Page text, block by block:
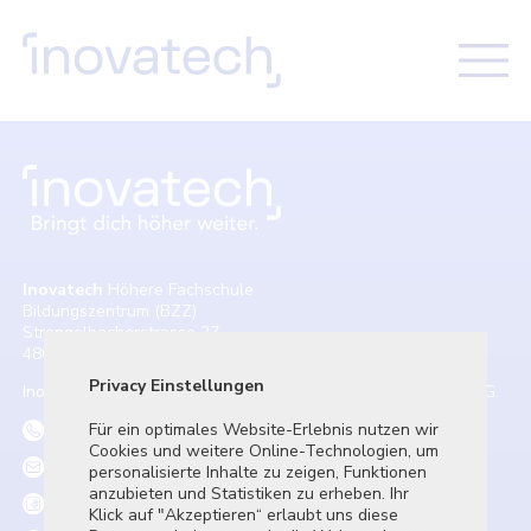
Inovatech Höhere Fachschule
Bildungszentrum (BZZ)
Strengelbacherstrasse 27
4800 Zofingen
Inovatech ist ein Unternehmen der Weiterbildung Zofingen AG.
062 745 56 80
info@inova-zofingen.ch
Facebook
Privacy Einstellungen
Für ein optimales Website-Erlebnis nutzen wir
Cookies und weitere Online-Technologien, um
personalisierte Inhalte zu zeigen, Funktionen
anzubieten und Statistiken zu erheben. Ihr
Klick auf "Akzeptieren“ erlaubt uns diese